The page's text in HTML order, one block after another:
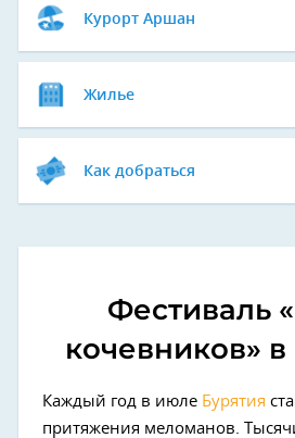
Курорт Аршан
Жилье
Как добраться
Фестиваль
кочевников»
Каждый год в июле Бурятия
притяжения меломанов.